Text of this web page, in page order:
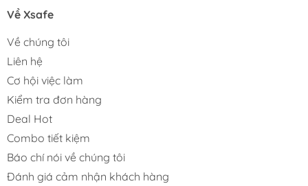
Về Xsafe
Về chúng tôi
Liên hệ
Cơ hội việc làm
Kiểm tra đơn hàng
Deal Hot
Combo tiết kiệm
Báo chí nói về chúng tôi
Đánh giá cảm nhận khách hàng